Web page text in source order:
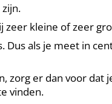
kleine of zeer
Dus als je meet in
zorg er dan voor dat
vinden.